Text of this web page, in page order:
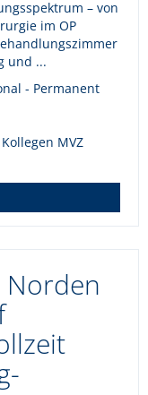
– von
im OP
und ...
- Permanent
MVZ